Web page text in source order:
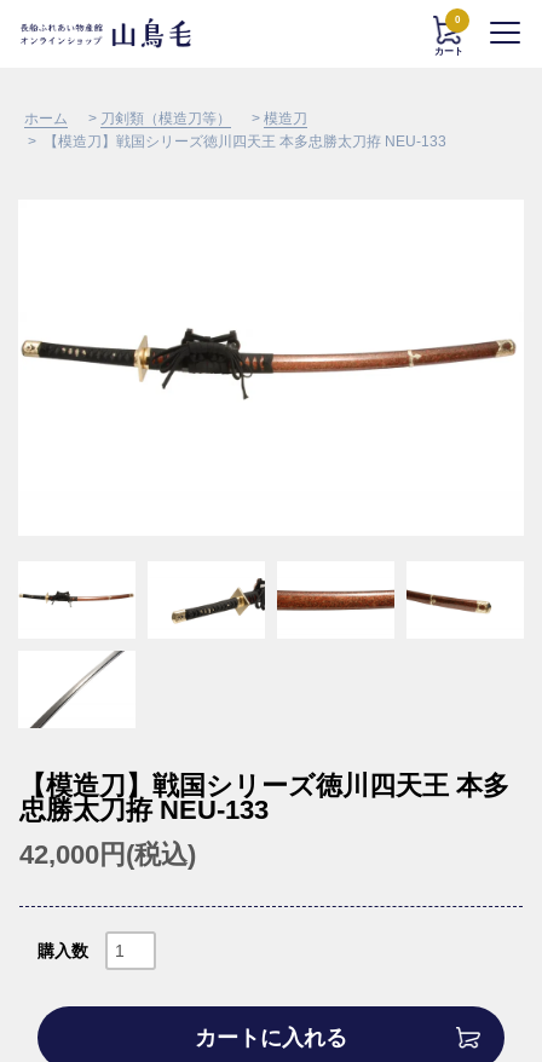
カート
0
ホーム > 刀剣類（模造刀等） > 模造刀
> 【模造刀】戦国シリーズ徳川四天王 本多忠勝太刀拵 NEU-133
【模造刀】戦国シリーズ徳川四天王 本多
忠勝太刀拵 NEU-133
42,000円(税込)
購入数
カートに入れる